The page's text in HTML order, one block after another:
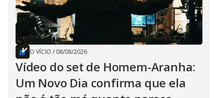
O VÍCIO / 08/08/2026
Vídeo do set de Homem-Aranha:
Um Novo Dia confirma que ela